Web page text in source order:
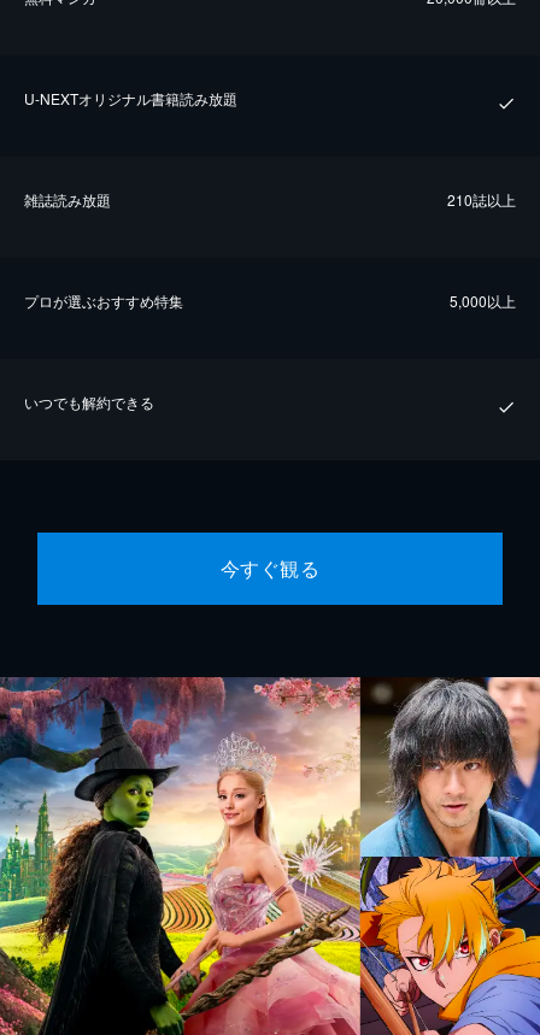
U-NEXTオリジナル書籍読み放題
雑誌読み放題 210誌以上
プロが選ぶおすすめ特集 5,000以上
いつでも解約できる
今すぐ観る